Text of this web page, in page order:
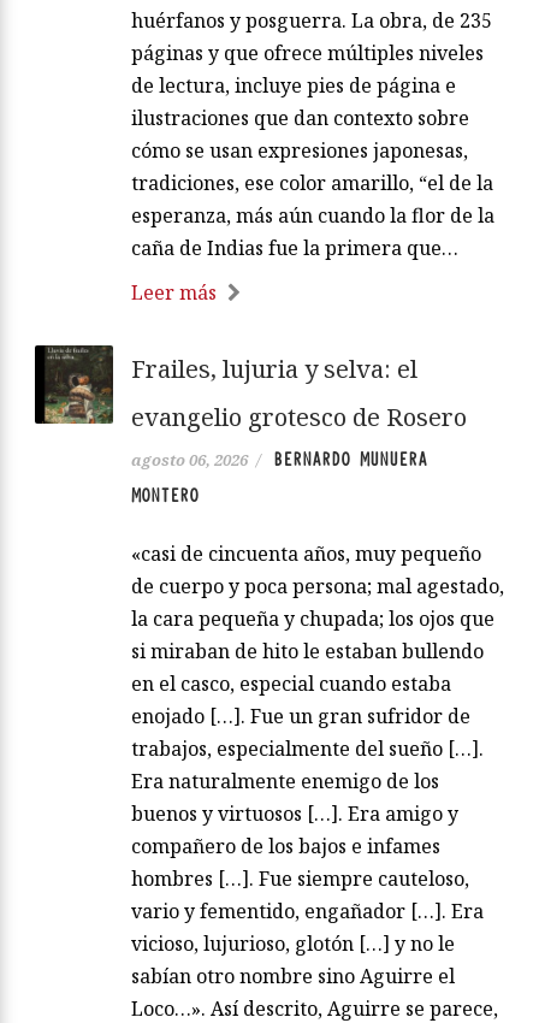
huérfanos y posguerra. La obra, de 235
páginas y que ofrece múltiples niveles
de lectura, incluye pies de página e
ilustraciones que dan contexto sobre
cómo se usan expresiones japonesas,
tradiciones, ese color amarillo, “el de la
esperanza, más aún cuando la flor de la
caña de Indias fue la primera que…
Leer más
Frailes, lujuria y selva: el
evangelio grotesco de Rosero
agosto 06, 2026 /
BERNARDO MUNUERA
MONTERO
«casi de cincuenta años, muy pequeño
de cuerpo y poca persona; mal agestado,
la cara pequeña y chupada; los ojos que
si miraban de hito le estaban bullendo
en el casco, especial cuando estaba
enojado […]. Fue un gran sufridor de
trabajos, especialmente del sueño […].
Era naturalmente enemigo de los
buenos y virtuosos […]. Era amigo y
compañero de los bajos e infames
hombres […]. Fue siempre cauteloso,
vario y fementido, engañador […]. Era
vicioso, lujurioso, glotón […] y no le
sabían otro nombre sino Aguirre el
Loco…». Así descrito, Aguirre se parece,